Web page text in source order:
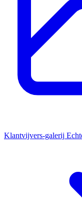
Klantvijvers-galerij